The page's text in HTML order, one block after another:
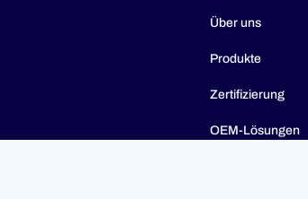
Über uns
Produkte
Zertifizierung
OEM-Lösungen